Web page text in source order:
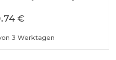
3 Werktagen
€